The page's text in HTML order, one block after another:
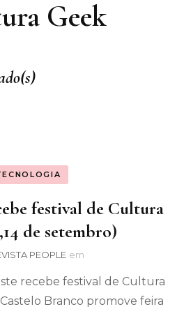
Geek
festival de Cultura
de setembro)
PEOPLE em
recebe festival de Cultura
Branco promove feira